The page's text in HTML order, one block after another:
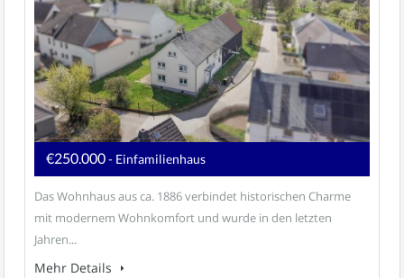
€250.000- Einfamilienhaus
Das Wohnhaus aus ca. 1886 verbindet historischen Charme
mit modernem Wohnkomfort und wurde in den letzten
Jahren...
Mehr Details